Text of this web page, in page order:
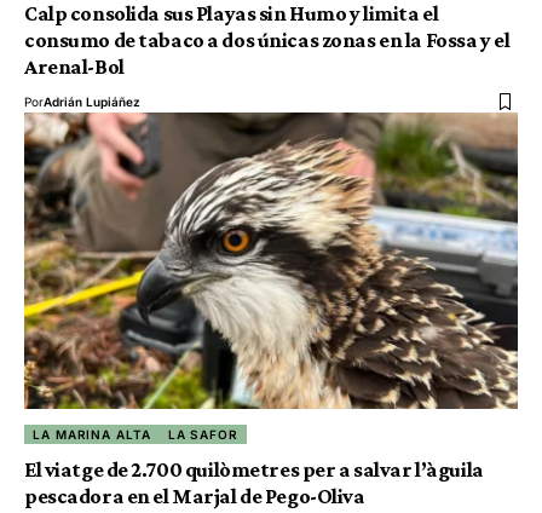
Calp consolida sus Playas sin Humo y limita el
consumo de tabaco a dos únicas zonas en la Fossa y el
Arenal-Bol
PorAdrián Lupiáñez
LA MARINA ALTA LA SAFOR
El viatge de 2.700 quilòmetres per a salvar l’àguila
pescadora en el Marjal de Pego-Oliva